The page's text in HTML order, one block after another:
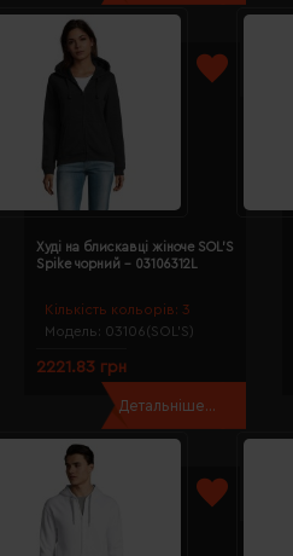
Кількість кольорів: 3
Модель: 03106(SOL’S)
Худі на блискавці жіноче SOL'S
Spike чорний - 03106312L
2221.83 грн
Детальніше...